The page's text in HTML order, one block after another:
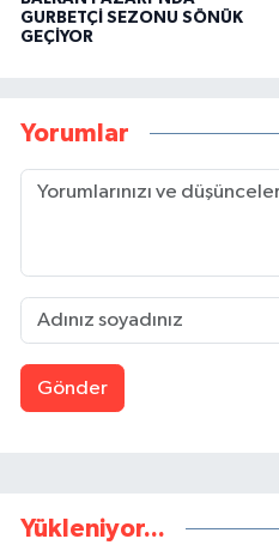
GURBETÇİ SEZONU SÖNÜK
GEÇİYOR
Yorumlar
Gönder
Yükleniyor...